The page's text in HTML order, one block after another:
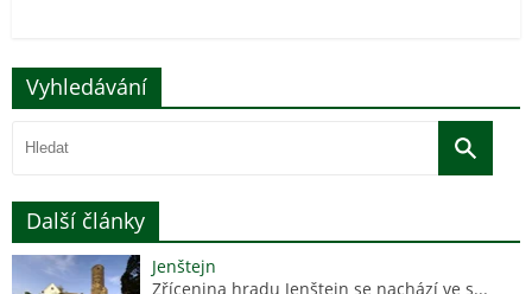
Vyhledávání
Další články
Jenštejn
Zřícenina hradu Jenštejn se nachází ve s...